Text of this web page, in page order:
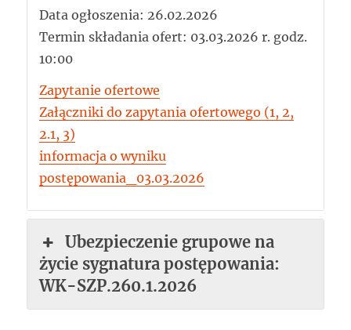
Data ogłoszenia: 26.02.2026
Termin składania ofert: 03.03.2026 r. godz.
10:00
Zapytanie ofertowe
Załączniki do zapytania ofertowego (1, 2,
2.1, 3)
informacja o wyniku
postępowania_03.03.2026
Ubezpieczenie grupowe na
życie sygnatura postępowania:
WK-SZP.260.1.2026